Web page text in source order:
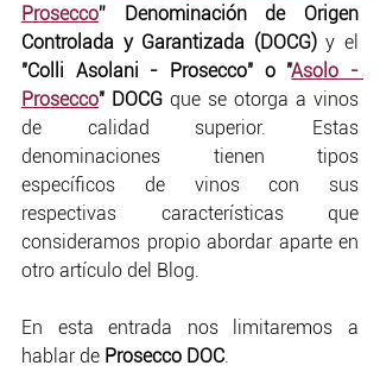
Prosecco” Denominación de Origen
Controlada y Garantizada (DOCG)
"Colli Asolani - Prosecco" o "Asolo -
Prosecco" DOCG que se otorga a vinos
de calidad superior. Estas
denominaciones tienen tipos
específicos de vinos con sus
respectivas características que
consideramos propio abordar aparte en
otro artículo del Blog.
En esta entrada nos limitaremos a
hablar de Prosecco DOC